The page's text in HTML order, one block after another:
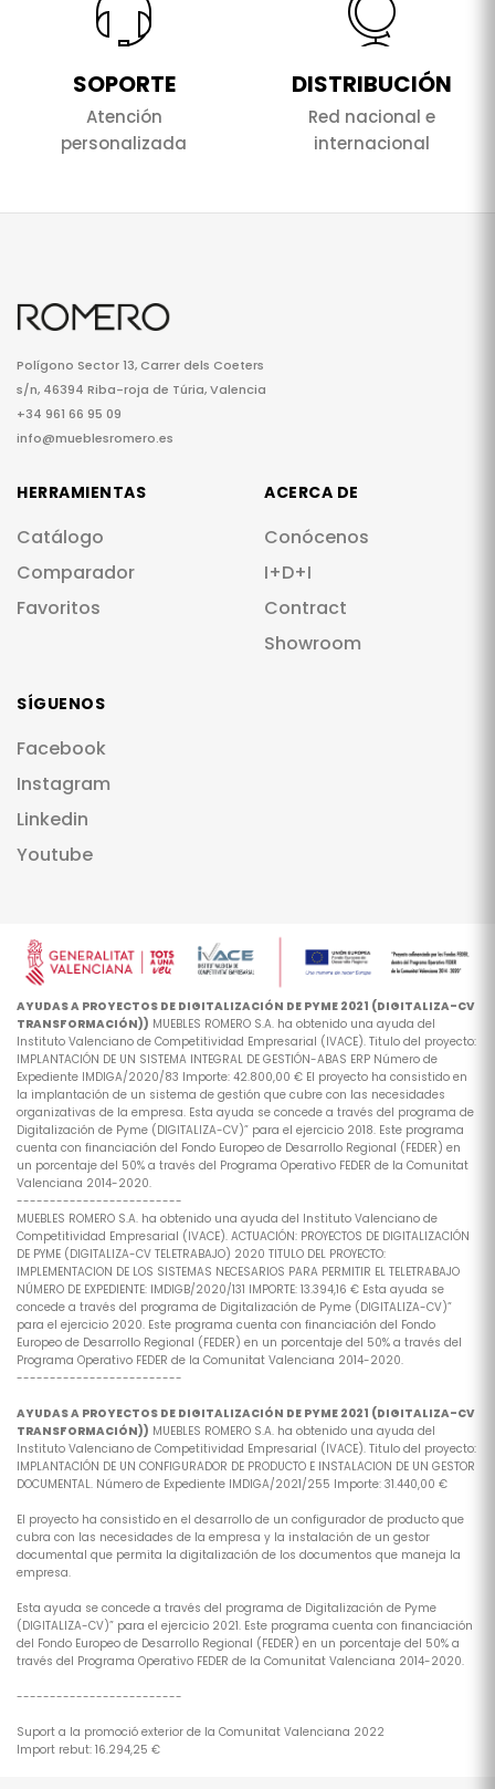
SOPORTE
Atención
personalizada
DISTRIBUCIÓN
Red nacional e
internacional
Polígono Sector 13, Carrer dels Coeters
s/n, 46394 Riba-roja de Túria, Valencia
+34 961 66 95 09
info@mueblesromero.es
HERRAMIENTAS
Catálogo
Comparador
Favoritos
ACERCA DE
Conócenos
I+D+I
Contract
Showroom
SÍGUENOS
Facebook
Instagram
Linkedin
Youtube
AYUDAS A PROYECTOS DE DIGITALIZACIÓN DE PYME 2021 (DIGITALIZA-CV
TRANSFORMACIÓN)) MUEBLES ROMERO S.A. ha obtenido una ayuda del
Instituto Valenciano de Competitividad Empresarial (IVACE). Titulo del proyecto:
IMPLANTACIÓN DE UN SISTEMA INTEGRAL DE GESTIÓN-ABAS ERP Número de
Expediente IMDIGA/2020/83 Importe: 42.800,00 € El proyecto ha consistido en
la implantación de un sistema de gestión que cubre con las necesidades
organizativas de la empresa. Esta ayuda se concede a través del programa de
Digitalización de Pyme (DIGITALIZA-CV)” para el ejercicio 2018. Este programa
cuenta con financiación del Fondo Europeo de Desarrollo Regional (FEDER) en
un porcentaje del 50% a través del Programa Operativo FEDER de la Comunitat
Valenciana 2014-2020.
-------------------------
MUEBLES ROMERO S.A. ha obtenido una ayuda del Instituto Valenciano de
Competitividad Empresarial (IVACE). ACTUACIÓN: PROYECTOS DE DIGITALIZACIÓN
DE PYME (DIGITALIZA-CV TELETRABAJO) 2020 TITULO DEL PROYECTO:
IMPLEMENTACION DE LOS SISTEMAS NECESARIOS PARA PERMITIR EL TELETRABAJO
NÚMERO DE EXPEDIENTE: IMDIGB/2020/131 IMPORTE: 13.394,16 € Esta ayuda se
concede a través del programa de Digitalización de Pyme (DIGITALIZA-CV)”
para el ejercicio 2020. Este programa cuenta con financiación del Fondo
Europeo de Desarrollo Regional (FEDER) en un porcentaje del 50% a través del
Programa Operativo FEDER de la Comunitat Valenciana 2014-2020.
-------------------------
AYUDAS A PROYECTOS DE DIGITALIZACIÓN DE PYME 2021 (DIGITALIZA-CV
TRANSFORMACIÓN)) MUEBLES ROMERO S.A. ha obtenido una ayuda del
Instituto Valenciano de Competitividad Empresarial (IVACE). Titulo del proyecto:
IMPLANTACIÓN DE UN CONFIGURADOR DE PRODUCTO E INSTALACION DE UN GESTOR
DOCUMENTAL. Número de Expediente IMDIGA/2021/255 Importe: 31.440,00 €
El proyecto ha consistido en el desarrollo de un configurador de producto que
cubra con las necesidades de la empresa y la instalación de un gestor
documental que permita la digitalización de los documentos que maneja la
empresa.
Esta ayuda se concede a través del programa de Digitalización de Pyme
(DIGITALIZA-CV)” para el ejercicio 2021. Este programa cuenta con financiación
del Fondo Europeo de Desarrollo Regional (FEDER) en un porcentaje del 50% a
través del Programa Operativo FEDER de la Comunitat Valenciana 2014-2020.
-------------------------
Suport a la promoció exterior de la Comunitat Valenciana 2022
Import rebut: 16.294,25 €